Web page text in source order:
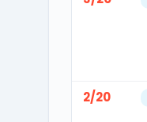
2/20